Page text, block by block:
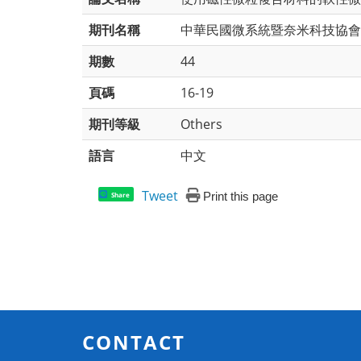
期刊名稱
中華民國微系統暨奈米科技協
期數
44
頁碼
16-19
期刊等級
Others
語言
中文
Share Tweet Print this page
CONTACT